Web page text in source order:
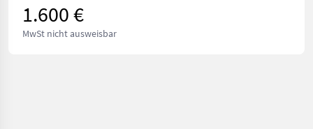
1.600 €
MwSt nicht ausweisbar